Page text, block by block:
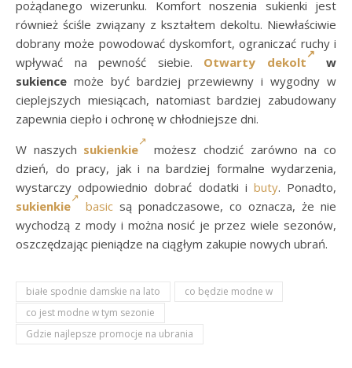
pożądanego wizerunku. Komfort noszenia sukienki jest
również ściśle związany z kształtem dekoltu. Niewłaściwie
dobrany może powodować dyskomfort, ograniczać ruchy i
wpływać na pewność siebie.
Otwarty dekolt
w
sukience może być bardziej przewiewny i wygodny w
cieplejszych miesiącach, natomiast bardziej zabudowany
zapewnia ciepło i ochronę w chłodniejsze dni.
W naszych sukienkie
możesz chodzić zarówno na co
dzień, do pracy, jak i na bardziej formalne wydarzenia,
wystarczy odpowiednio dobrać dodatki i buty. Ponadto,
sukienkie
basic są ponadczasowe, co oznacza, że nie
wychodzą z mody i można nosić je przez wiele sezonów,
oszczędzając pieniądze na ciągłym zakupie nowych ubrań.
białe spodnie damskie na lato
co będzie modne w
co jest modne w tym sezonie
Gdzie najlepsze promocje na ubrania